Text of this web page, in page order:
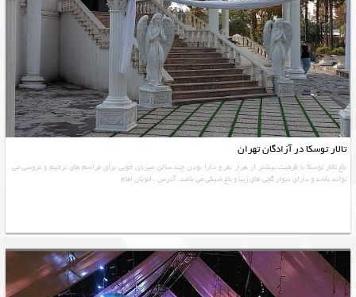
تالار توسکا در آزادگان تهران
باغ تالار توسکا با ظرفیت بیشتر از هزار نفر و دارا بودن چند سالن میزبان خوبی برای مراسم های ترحیم و عروسی می
تواند باشد و دارای دیوار گچی های زیبا و باغ شیکی می باشد. آدرس : اتوبان امام